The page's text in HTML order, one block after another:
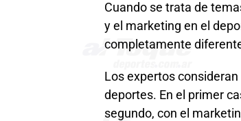
Cuando se trata de
y el marketing en el
completamente
Los expertos
deportes. En el primer
segundo, con el